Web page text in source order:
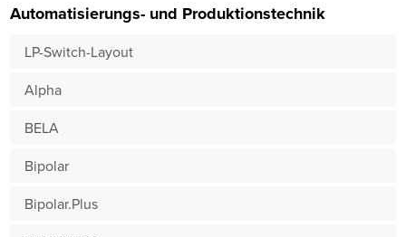
Automatisierungs- und Produktionstechnik
LP-Switch-Layout
Alpha
BELA
Bipolar
Bipolar.Plus